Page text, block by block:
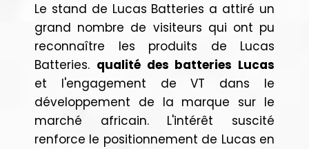
Le stand de Lucas Batteries a attiré un
grand nombre de visiteurs qui ont pu
reconnaître les produits de Lucas
Batteries. qualité des batteries Lucas
et l'engagement de VT dans le
développement de la marque sur le
marché africain. L'intérêt suscité
renforce le positionnement de Lucas en